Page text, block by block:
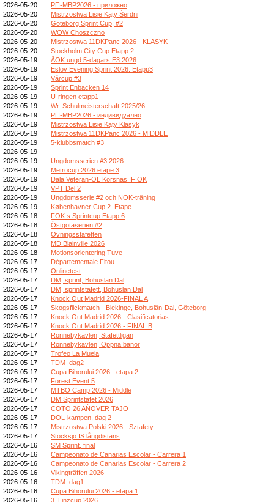
2026-05-20
РП-МВР2026 - приложно
2026-05-20
Mistrzostwa Lisie Kąty Śerdni
2026-05-20
Göteborg Sprint Cup, #2
2026-05-20
WOW Choszczno
2026-05-20
Mistrzostwa 11DKPanc 2026 - KLASYK
2026-05-20
Stockholm City Cup Etapp 2
2026-05-19
ÅOK ungd 5-dagars E3 2026
2026-05-19
Eslöv Evening Sprint 2026. Etapp3
2026-05-19
Vårcup #3
2026-05-19
Sprint Enbacken 14
2026-05-19
U-ringen etapp1
2026-05-19
Wr. Schulmeisterschaft 2025/26
2026-05-19
РП-МВР2026 - индивидуално
2026-05-19
Mistrzostwa Lisie Kąty Klasyk
2026-05-19
Mistrzostwa 11DKPanc 2026 - MIDDLE
2026-05-19
5-klubbsmatch #3
2026-05-19
2026-05-19
Ungdomsserien #3 2026
2026-05-19
Metrocup 2026 etape 3
2026-05-19
Dala Veteran-OL Korsnäs IF OK
2026-05-19
VPT Del 2
2026-05-19
Ungdomsserie #2 och NOK-träning
2026-05-19
Københavner Cup 2. Etape
2026-05-18
FOK:s Sprintcup Etapp 6
2026-05-18
Östgötaserien #2
2026-05-18
Övningsstafetten
2026-05-18
MD Blainville 2026
2026-05-18
Motionsorientering Tuve
2026-05-17
Départementale Fitou
2026-05-17
Onlinetest
2026-05-17
DM, sprint, Bohuslän Dal
2026-05-17
DM, sprintstafett, Bohuslän Dal
2026-05-17
Knock Out Madrid 2026-FINAL A
2026-05-17
Skogsflickmatch - Blekinge, Bohuslän-Dal, Göteborg
2026-05-17
Knock Out Madrid 2026 - Clasificatorias
2026-05-17
Knock Out Madrid 2026 - FINAL B
2026-05-17
Ronnebykavlen, Stafettligan
2026-05-17
Ronnebykavlen, Öppna banor
2026-05-17
Trofeo La Muela
2026-05-17
TDM_dag2
2026-05-17
Cupa Bihorului 2026 - etapa 2
2026-05-17
Forest Event 5
2026-05-17
MTBO Camp 2026 - Middle
2026-05-17
DM Sprintstafet 2026
2026-05-17
COTO 26 AÑOVER TAJO
2026-05-17
DOL-kampen, dag 2
2026-05-17
Mistrzostwa Polski 2026 - Sztafety
2026-05-17
Stöcksjö IS långdistans
2026-05-16
SM Sprint, final
2026-05-16
Campeonato de Canarias Escolar - Carrera 1
2026-05-16
Campeonato de Canarias Escolar - Carrera 2
2026-05-16
Vikingträffen 2026
2026-05-16
TDM_dag1
2026-05-16
Cupa Bihorului 2026 - etapa 1
2026-05-16
3. Linzcup 2026